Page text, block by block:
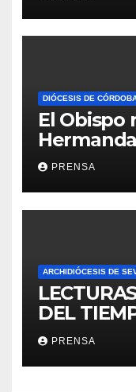
DIÓCESIS DE
El Obispo
PRENSA
ARCHIDIÓCESIS DE
DEL
PRENSA